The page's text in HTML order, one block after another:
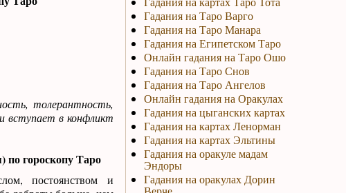
толерантность,
вступает в конфликт
по гороскопу Таро
постоянством и
Гадания на Таро Варго
Гадания на Таро Манара
Гадания на Египетском Таро
Онлайн гадания на Таро Ошо
Гадания на Таро Снов
Гадания на Таро Ангелов
Онлайн гадания на Оракулах
Гадания на цыганских картах
Гадания на картах Ленорман
Гадания на картах Эльтины
Гадания на оракуле мадам
Эндоры
Гадания на оракулах Дорин